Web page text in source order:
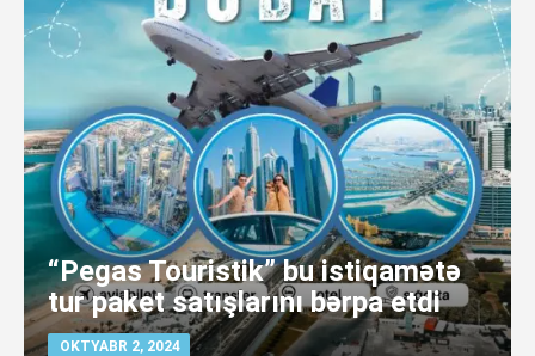
“Pegas Touristik” bu istiqamətə
tur paket satışlarını bərpa etdi
OKTYABR 2, 2024